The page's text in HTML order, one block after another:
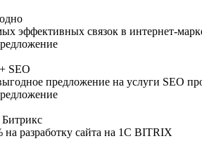
эффективных связок в интернет-
SEO
предложение на услуги SEO
на разработку сайта на 1C BITRIX